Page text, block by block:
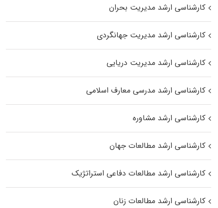
کارشناسی ارشد مدیریت بحران
کارشناسی ارشد مدیریت جهانگردی
کارشناسی ارشد مدیریت دریایی
کارشناسی ارشد مدرسی معارف اسلامی
کارشناسی ارشد مشاوره
کارشناسی ارشد مطالعات جهان
کارشناسی ارشد مطالعات دفاعی استراتژیک
کارشناسی ارشد مطالعات زنان